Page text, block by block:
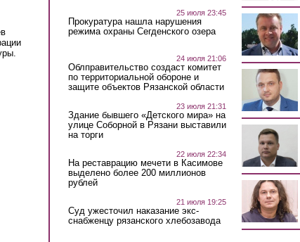
25 июля 23:45
Прокуратура нашла нарушения
режима охраны Сегденского озера
24 июля 21:06
Облправительство создаст комитет
по территориальной обороне и
защите объектов Рязанской области
23 июля 21:31
Здание бывшего «Детского мира» на
улице Соборной в Рязани выставили
на торги
22 июля 22:34
На реставрацию мечети в Касимове
выделено более 200 миллионов
рублей
21 июля 19:25
Суд ужесточил наказание экс-
снабженцу рязанского хлебозавода